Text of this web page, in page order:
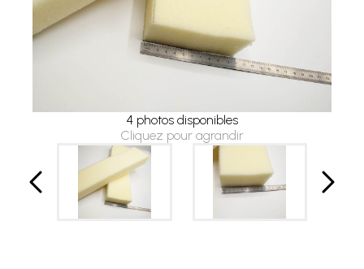
4 photos disponibles
Cliquez pour agrandir